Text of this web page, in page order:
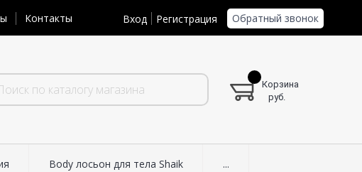
Контакты Вход Регистрация Обратный звонок
Корзина
руб.
Body лосьон для тела Shaik ...